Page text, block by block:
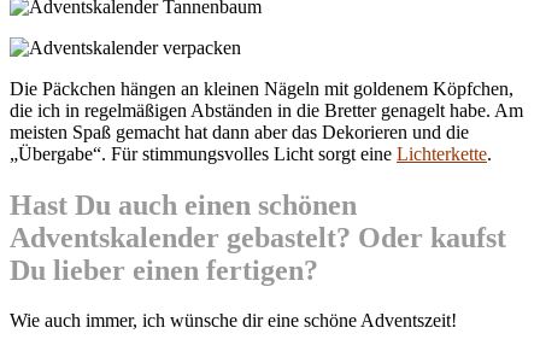
Die Päckchen hängen an kleinen Nägeln mit goldenem Köpfchen,
die ich in regelmäßigen Abständen in die Bretter genagelt habe. Am
meisten Spaß gemacht hat dann aber das Dekorieren und die
„Übergabe“. Für stimmungsvolles Licht sorgt eine Lichterkette.
Hast Du auch einen schönen
Adventskalender gebastelt? Oder kaufst
Du lieber einen fertigen?
Wie auch immer, ich wünsche dir eine schöne Adventszeit!